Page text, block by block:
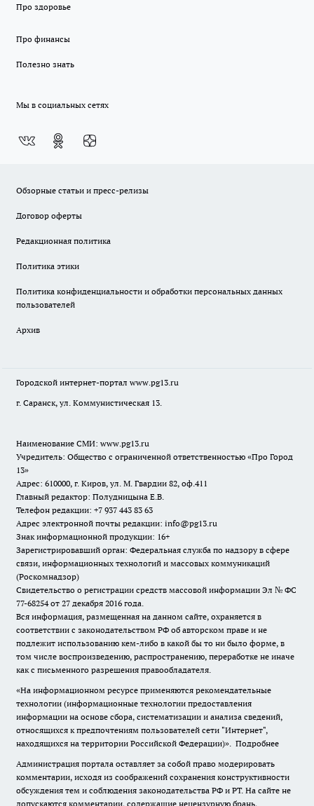
Про здоровье
Про финансы
Полезно знать
Мы в социальных сетях
Обзорные статьи и пресс-релизы
Договор оферты
Редакционная политика
Политика этики
Политика конфиденциальности и обработки персональных данных
пользователей
Архив
Городской интернет-портал www.pg13.ru
г. Саранск, ул. Коммунистическая 13.
Наименование СМИ: www.pg13.ru
Учредитель: Общество с ограниченной ответственностью «Про Город
13»
Адрес: 610000, г. Киров, ул. М. Гвардии 82, оф.411
Главный редактор: Полудницына Е.В.
Телефон редакции: +7 937 443 83 63
Адрес электронной почты редакции: info@pg13.ru
Знак информационной продукции: 16+
Зарегистрировавший орган: Федеральная служба по надзору в сфере
связи, информационных технологий и массовых коммуникаций
(Роскомнадзор)
Свидетельство о регистрации средств массовой информации Эл № ФС
77-68254 от 27 декабря 2016 года.
Вся информация, размещенная на данном сайте, охраняется в
соответствии с законодательством РФ об авторском праве и не
подлежит использованию кем-либо в какой бы то ни было форме, в
том числе воспроизведению, распространению, переработке не иначе
как с письменного разрешения правообладателя.
«На информационном ресурсе применяются рекомендательные
технологии (информационные технологии предоставления
информации на основе сбора, систематизации и анализа сведений,
относящихся к предпочтениям пользователей сети "Интернет",
находящихся на территории Российской Федерации)». Подробнее
Администрация портала оставляет за собой право модерировать
комментарии, исходя из соображений сохранения конструктивности
обсуждения тем и соблюдения законодательства РФ и РТ. На сайте не
допускаются комментарии, содержащие нецензурную брань,